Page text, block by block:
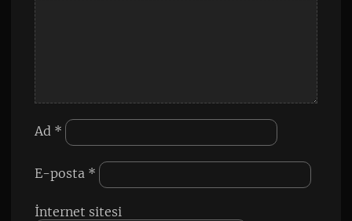
Ad *
E-posta *
İnternet sitesi